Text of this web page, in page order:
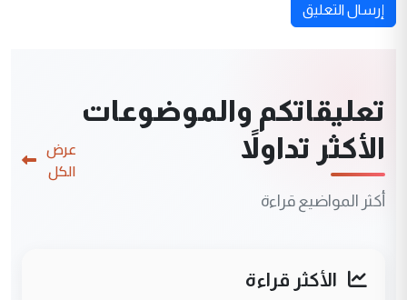
إرسال التعليق
تعليقاتكم والموضوعات
الأكثر تداولاً
أكثر المواضيع قراءة
عرض
الكل
الأكثر قراءة